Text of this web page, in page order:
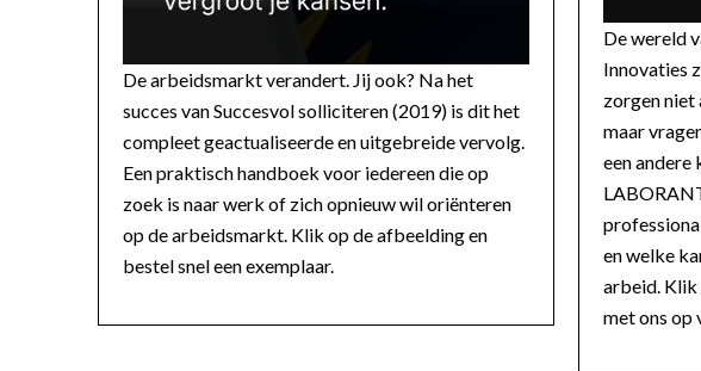
De arbeidsmarkt verandert. Jij ook? Na het
succes van Succesvol solliciteren (2019) is dit het
compleet geactualiseerde en uitgebreide vervolg.
Een praktisch handboek voor iedereen die op
zoek is naar werk of zich opnieuw wil oriënteren
op de arbeidsmarkt. Klik op de afbeelding en
bestel snel een exemplaar.
De wereld
Innovaties
zorgen niet
maar
een
en welke
arbeid. Klik
met ons op